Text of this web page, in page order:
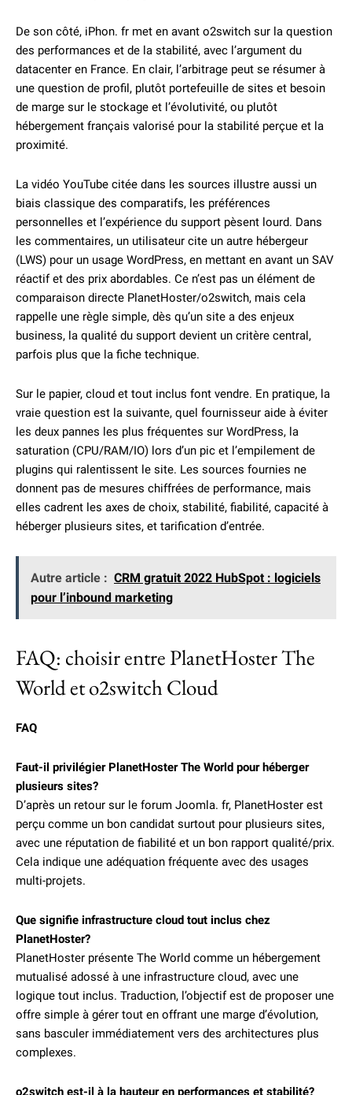
De son côté, iPhon. fr met en avant o2switch sur la question
des performances et de la stabilité, avec l’argument du
datacenter en France. En clair, l’arbitrage peut se résumer à
une question de profil, plutôt portefeuille de sites et besoin
de marge sur le stockage et l’évolutivité, ou plutôt
hébergement français valorisé pour la stabilité perçue et la
proximité.
La vidéo YouTube citée dans les sources illustre aussi un
biais classique des comparatifs, les préférences
personnelles et l’expérience du support pèsent lourd. Dans
les commentaires, un utilisateur cite un autre hébergeur
(LWS) pour un usage WordPress, en mettant en avant un SAV
réactif et des prix abordables. Ce n’est pas un élément de
comparaison directe PlanetHoster/o2switch, mais cela
rappelle une règle simple, dès qu’un site a des enjeux
business, la qualité du support devient un critère central,
parfois plus que la fiche technique.
Sur le papier, cloud et tout inclus font vendre. En pratique, la
vraie question est la suivante, quel fournisseur aide à éviter
les deux pannes les plus fréquentes sur WordPress, la
saturation (CPU/RAM/IO) lors d’un pic et l’empilement de
plugins qui ralentissent le site. Les sources fournies ne
donnent pas de mesures chiffrées de performance, mais
elles cadrent les axes de choix, stabilité, fiabilité, capacité à
héberger plusieurs sites, et tarification d’entrée.
Autre article : CRM gratuit 2022 HubSpot : logiciels
pour l’inbound marketing
FAQ: choisir entre PlanetHoster The
World et o2switch Cloud
FAQ
Faut-il privilégier PlanetHoster The World pour héberger
plusieurs sites?
D’après un retour sur le forum Joomla. fr, PlanetHoster est
perçu comme un bon candidat surtout pour plusieurs sites,
avec une réputation de fiabilité et un bon rapport qualité/prix.
Cela indique une adéquation fréquente avec des usages
multi-projets.
Que signifie infrastructure cloud tout inclus chez
PlanetHoster?
PlanetHoster présente The World comme un hébergement
mutualisé adossé à une infrastructure cloud, avec une
logique tout inclus. Traduction, l’objectif est de proposer une
offre simple à gérer tout en offrant une marge d’évolution,
sans basculer immédiatement vers des architectures plus
complexes.
o2switch est-il à la hauteur en performances et stabilité?